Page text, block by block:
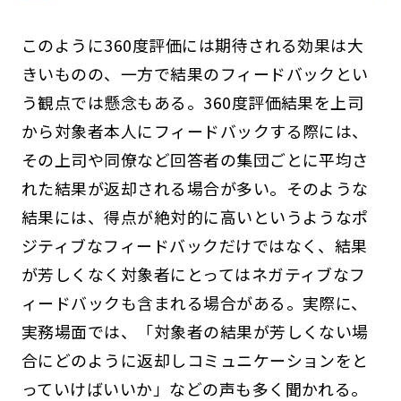
このように360度評価には期待される効果は大
きいものの、一方で結果のフィードバックとい
う観点では懸念もある。360度評価結果を上司
から対象者本人にフィードバックする際には、
その上司や同僚など回答者の集団ごとに平均さ
れた結果が返却される場合が多い。そのような
結果には、得点が絶対的に高いというようなポ
ジティブなフィードバックだけではなく、結果
が芳しくなく対象者にとってはネガティブなフ
ィードバックも含まれる場合がある。実際に、
実務場面では、「対象者の結果が芳しくない場
合にどのように返却しコミュニケーションをと
っていけばいいか」などの声も多く聞かれる。